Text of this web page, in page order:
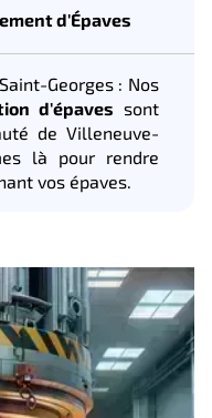
d'Épaves
Georges : Nos
d'épaves sont
de Villeneuve-
là pour rendre
vos épaves.